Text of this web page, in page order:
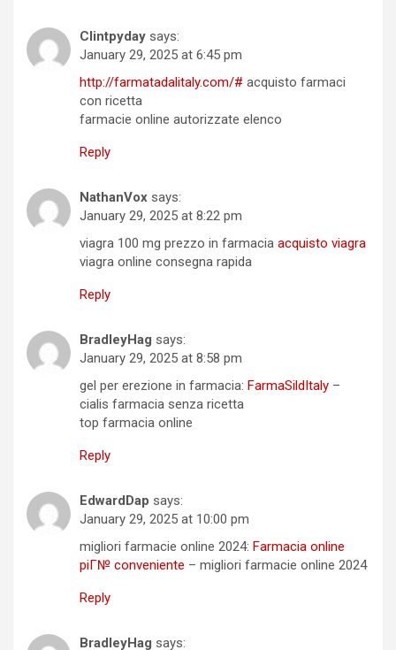
Clintpyday says:
January 29, 2025 at 6:45 pm
http://farmatadalitaly.com/# acquisto farmaci
con ricetta
farmacie online autorizzate elenco
Reply
NathanVox says:
January 29, 2025 at 8:22 pm
viagra 100 mg prezzo in farmacia acquisto viagra
viagra online consegna rapida
Reply
BradleyHag says:
January 29, 2025 at 8:58 pm
gel per erezione in farmacia: FarmaSildItaly –
cialis farmacia senza ricetta
top farmacia online
Reply
EdwardDap says:
January 29, 2025 at 10:00 pm
migliori farmacie online 2024: Farmacia online
piГ№ conveniente – migliori farmacie online 2024
Reply
BradleyHag says: